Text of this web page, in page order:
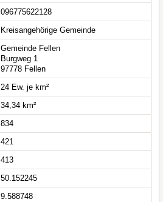
096775622128
Kreisangehörige Gemeinde
Gemeinde Fellen
Burgweg 1
97778 Fellen
24 Ew. je km²
34,34 km²
834
421
413
50.152245
9.588748